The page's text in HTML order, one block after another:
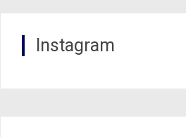
Instagram